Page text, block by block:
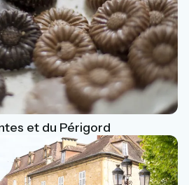
et du Périgord